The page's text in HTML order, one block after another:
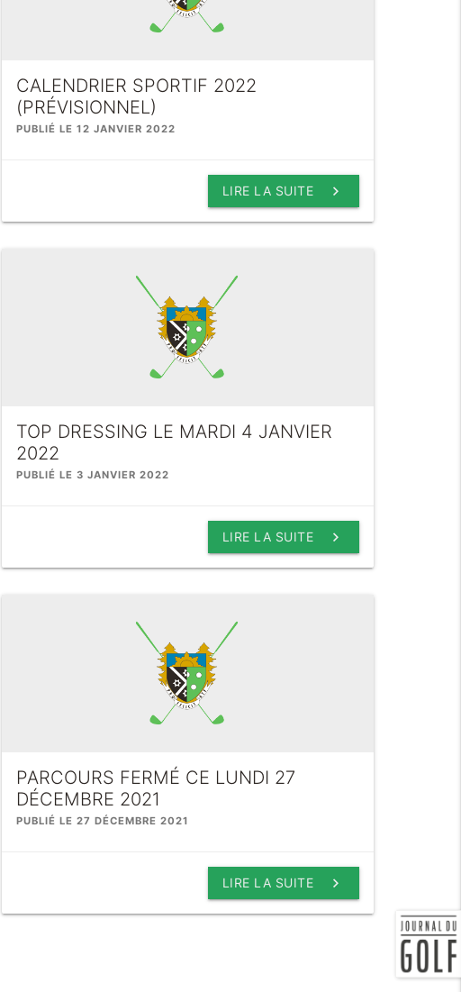
CALENDRIER SPORTIF 2022
(PRÉVISIONNEL)
PUBLIÉ LE 12 JANVIER 2022
keyboard_arrow_right
LIRE LA SUITE
TOP DRESSING LE MARDI 4 JANVIER
2022
PUBLIÉ LE 3 JANVIER 2022
keyboard_arrow_right
LIRE LA SUITE
PARCOURS FERMÉ CE LUNDI 27
DÉCEMBRE 2021
PUBLIÉ LE 27 DÉCEMBRE 2021
keyboard_arrow_right
LIRE LA SUITE